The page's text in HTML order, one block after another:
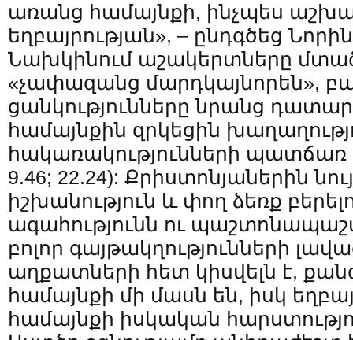
առանց համայնքի, ինչպես
եղբայրության», – ընդգծեց
Նախկինում աշակերտները
«չափազանց մարդկայնորեն»,
ցանկությունները նրանց
համայնքին զրկեցին
հակառակությունների պատճառ
9.46; 22.24): Քրիստոնյաներին
իշխանություն և փող ձեռք
ագահությունն ու
բոլոր գայթակղությունների
աղքատների հետ կիսվելն է,
համայնքի մի մասն են, իսկ
համայնքի իսկական